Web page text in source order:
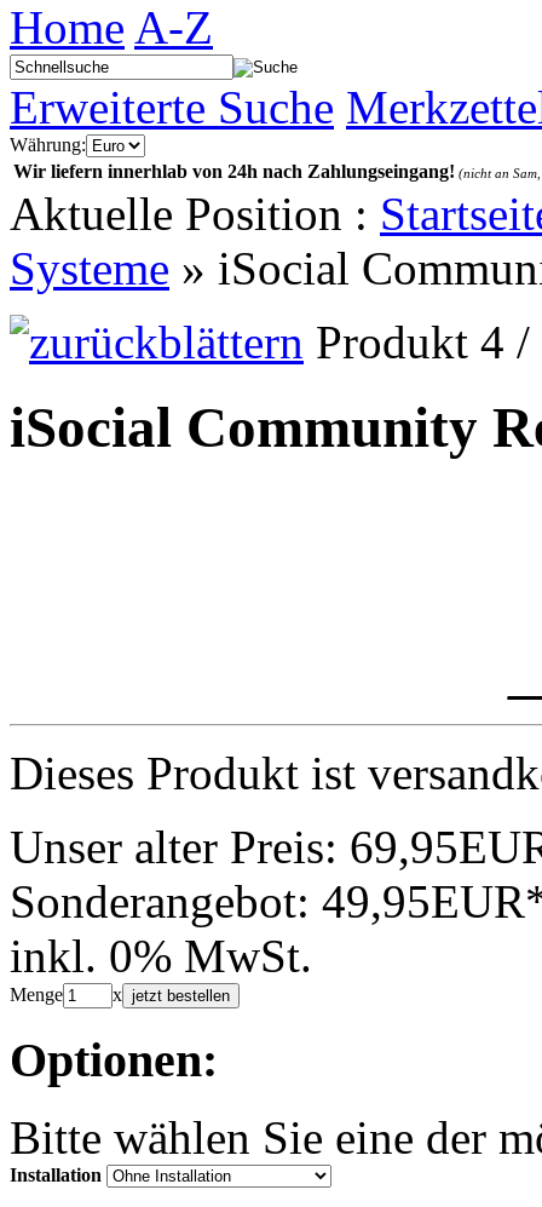
Home A-Z
Erweiterte Suche
Währung:
Wir liefern innerhlab von 24h nach Zahlungseingang! (nicht an
Aktuelle Position :
Systeme » iSocial
Produkt 4
iSocial Community
Dieses Produkt ist
Unser alter Preis:
Sonderangebot:
inkl. 0% MwSt.
Menge x jetzt bestellen
Optionen:
Bitte wählen Sie eine der
Installation